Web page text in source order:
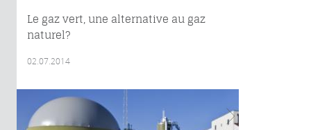
Le gaz vert, une alternative au gaz
naturel?
02.07.2014